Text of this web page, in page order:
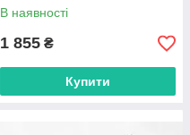
В наявності
1 855 ₴
Купити